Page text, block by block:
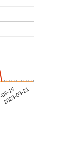
15
2023-03-21